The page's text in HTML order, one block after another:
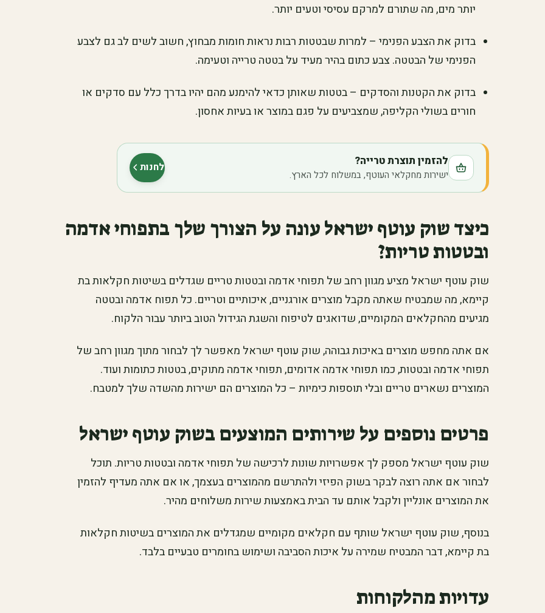
יותר מים, מה שתורם למרקם עסיסי וטעים יותר.
בדוק את הצבע הפנימי – למרות שבטטות רבות נראות חומות מבחוץ, חשוב לשים לב גם לצבע
הפנימי של הבטטה. צבע כתום בהיר מעיד על בטטה טרייה וטעימה.
בדוק את הקטנות והסדקים – בטטות שאותן כדאי להימנע מהם יהיו בדרך כלל עם סדקים או
חורים בשולי הקליפה, שמצביעים על פגם במוצר או בעיות אחסון.
להזמין תוצרת טרייה?
ישירות מחקלאי העוטף, במשלוח לכל הארץ.
לחנות(נפתח בלשונית חדשה)
כיצד שוק עוטף ישראל עונה על הצורך שלך בתפוחי אדמה
ובטטות טריות?
שוק עוטף ישראל מציע מגוון רחב של תפוחי אדמה ובטטות טריים שגדלים בשיטות חקלאות בת
קיימא, מה שמבטיח שאתה מקבל מוצרים אורגניים, איכותיים וטריים. כל תפוח אדמה ובטטה
מגיעים מהחקלאים המקומיים, שדואגים לטיפוח והשגת הגידול הטוב ביותר עבור הלקוח.
אם אתה מחפש מוצרים באיכות גבוהה, שוק עוטף ישראל מאפשר לך לבחור מתוך מגוון רחב של
תפוחי אדמה ובטטות, כמו תפוחי אדמה אדומים, תפוחי אדמה מתוקים, בטטות כתומות ועוד.
המוצרים נשארים טריים ובלי תוספות כימיות – כל המוצרים הם ישירות מהשדה שלך למטבח.
פרטים נוספים על שירותים המוצעים בשוק עוטף ישראל
שוק עוטף ישראל מספק לך אפשרויות שונות לרכישה של תפוחי אדמה ובטטות טריות. תוכל
לבחור אם אתה רוצה לבקר בשוק הפיזי ולהתרשם מהמוצרים בעצמך, או אם אתה מעדיף להזמין
את המוצרים אונליין ולקבל אותם עד הבית באמצעות שירות משלוחים מהיר.
בנוסף, שוק עוטף ישראל שותף עם חקלאים מקומיים שמגדלים את המוצרים בשיטות חקלאות
בת קיימא, דבר המבטיח שמירה על איכות הסביבה ושימוש בחומרים טבעיים בלבד.
עדויות מהלקוחות